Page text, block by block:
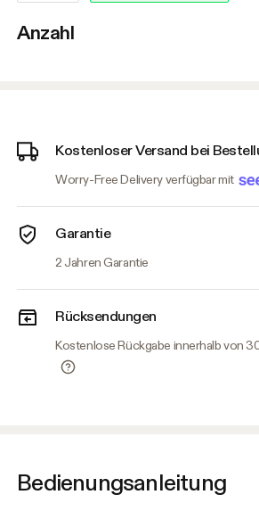
Anzahl
Kostenloser Versand bei
Worry-Free Delivery verfügbar mit
Garantie
2 Jahren Garantie
Rücksendungen
Kostenlose Rückgabe innerhalb von
Bedienungsanleitung